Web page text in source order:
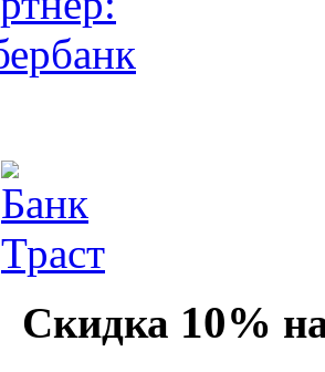
Скидка 10%